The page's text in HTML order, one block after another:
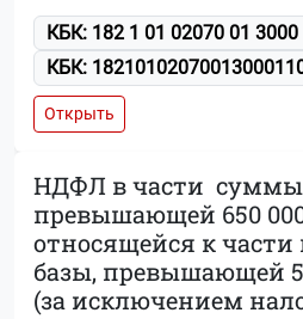
КБК: 182 1 01 02070 01 3000
КБК:
Открыть
НДФЛ в части суммы
превышающей 650
относящейся к части
базы, превышающей 5
(за исключением